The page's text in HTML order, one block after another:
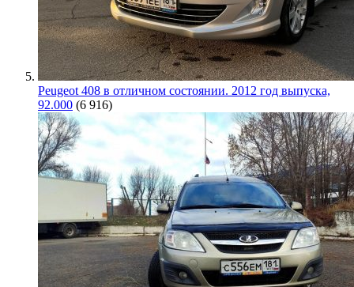
Peugeot 408 в отличном состоянии. 2012 год выпуска,
92.000 (6 916)